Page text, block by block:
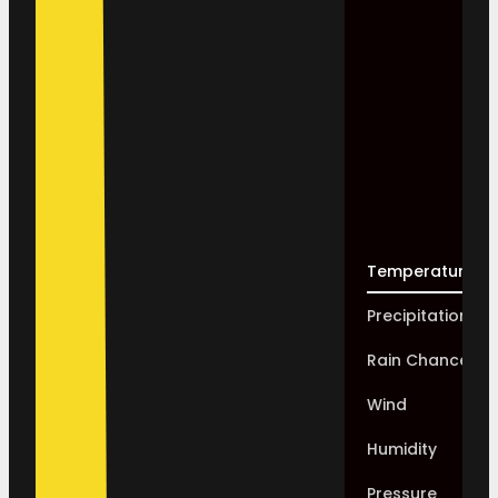
Temperature
Precipitation
Rain Chance
Wind
Humidity
Pressure